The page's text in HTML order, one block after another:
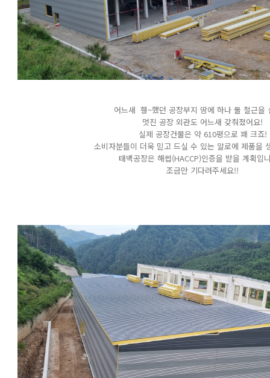
어느새 휑~했던 공장부지 땅에 하나 둘 철근을
멋진 공장 외관도 어느새 갖춰졌어요!
실제 공장건물은 약 610평으로 꽤 크죠!
소비자분들이 더욱 믿고 드실 수 있는 알로에 제품을
태백공장은 해썹(HACCP)인증을 받을 계획입
조금만 기다려주세요!!